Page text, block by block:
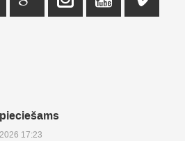
17:23